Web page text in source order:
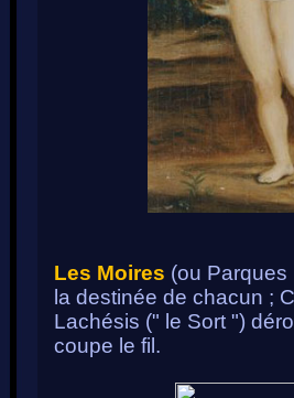
Les Moires (ou Parques
la destinée de chacun ;
Lachésis (" le Sort ")
coupe le fil.